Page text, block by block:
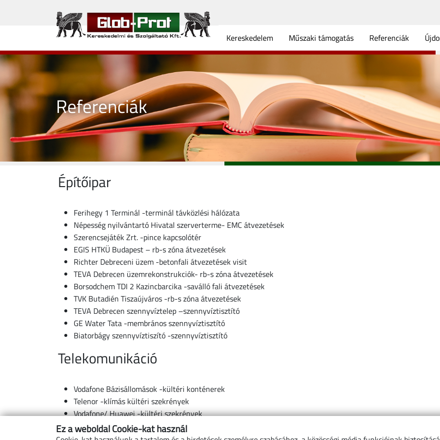
Kereskedelem Műszaki támogatás Referenciák
Referenciák
Építőipar
Ferihegy 1 Terminál -terminál távközlési hálózata
Népesség nyilvántartó Hivatal szerverterme- EMC átvezetések
Szerencsejáték Zrt. -pince kapcsolótér
EGIS HTKÜ Budapest – rb-s zóna átvezetések
Richter Debreceni üzem -betonfali átvezetések visit
TEVA Debrecen üzemrekonstrukciók- rb-s zóna átvezetések
Borsodchem TDI 2 Kazincbarcika -saválló fali átvezetések
TVK Butadién Tiszaújváros -rb-s zóna átvezetések
TEVA Debrecen szennyvíztelep –szennyvíztisztító
GE Water Tata -membrános szennyvíztisztító
Biatorbágy szennyvíztiszító -szennyvíztisztító
Telekomunikáció
Vodafone Bázisállomások -kültéri konténerek
Telenor -klímás kültéri szekrények
Vodafone/ Huawei -kültéri szekrények
T-Csoport -kültéri konténerek
Ez a weboldal Cookie-kat használ